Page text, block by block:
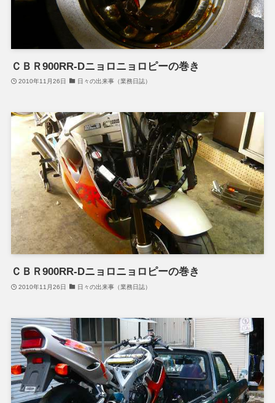
ＣＢＲ900RR-Dニョロニョロピーの巻き
2010年11月26日 日々の出来事（業務日誌）
ＣＢＲ900RR-Dニョロニョロピーの巻き
2010年11月26日 日々の出来事（業務日誌）